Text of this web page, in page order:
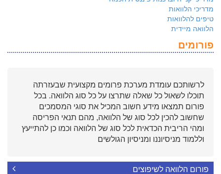
מדריכי הלוואות
טיפים להלוואות
הלוואה מיידית
פורומים
לרשותכם עומדת מערכת פרומים מקצועית שבעזרתה
תוכלו לשאול כל שאלה שתרצו על כל סוג הלוואה. בכל
פורום תמצאו מידע חשוב המכיל את סוגי המסמכים
שחשוב להכין לכל סוג של הלוואה, מהם תנאי הפריסה
ומהי הריבית הכדאית לכל סוג של הלוואה וכמו כן להתייעץ
וללמוד מניסיוננו ומניסיון הגולשים
פורום הלוואה לשיפוצים